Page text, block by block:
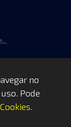
-
no
Pode
.